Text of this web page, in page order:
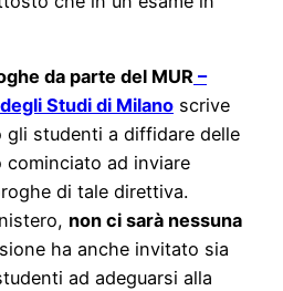
da parte del MUR –
Studi di Milano scrive
gli studenti a diffidare delle
cominciato ad inviare
di tale direttiva.
non ci sarà nessuna
ha anche invitato sia
ad adeguarsi alla